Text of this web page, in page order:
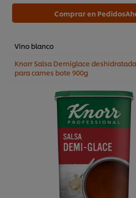
Comprar en
Vino blanco
Knorr Salsa Demiglace deshidratada
para carnes bote 900g